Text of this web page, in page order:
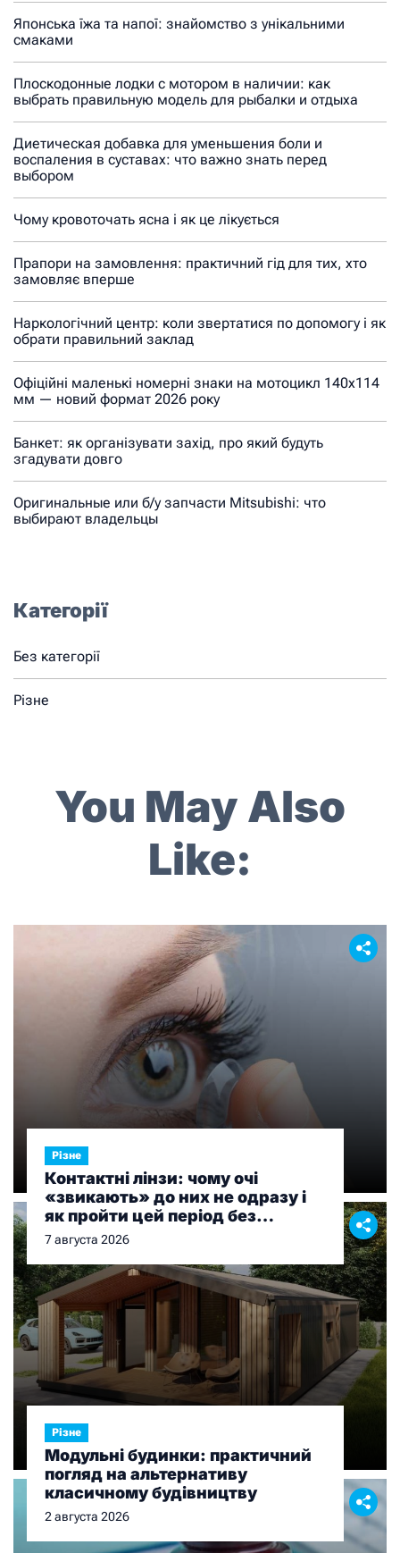
Японська їжа та напої: знайомство з унікальними
смаками
Плоскодонные лодки с мотором в наличии: как
выбрать правильную модель для рыбалки и отдыха
Диетическая добавка для уменьшения боли и
воспаления в суставах: что важно знать перед
выбором
Чому кровоточать ясна і як це лікується
Прапори на замовлення: практичний гід для тих, хто
замовляє вперше
Наркологічний центр: коли звертатися по допомогу і як
обрати правильний заклад
Офіційні маленькі номерні знаки на мотоцикл 140х114
мм — новий формат 2026 року
Банкет: як організувати захід, про який будуть
згадувати довго
Оригинальные или б/у запчасти Mitsubishi: что
выбирают владельцы
Категорії
Без категорії
Різне
You May Also
Like:
Різне
Контактні лінзи: чому очі
«звикають» до них не одразу і
як пройти цей період без
дискомфорту
7 августа 2026
Різне
Модульні будинки: практичний
погляд на альтернативу
класичному будівництву
2 августа 2026